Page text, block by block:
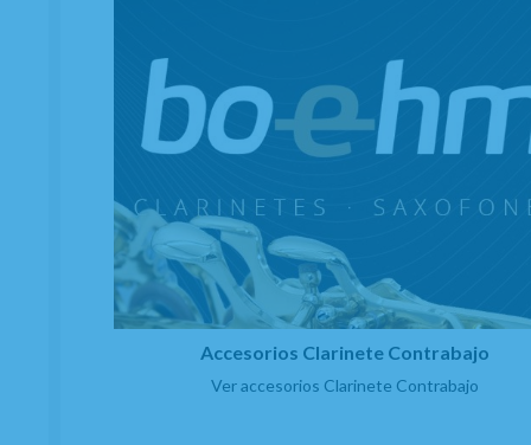
Accesorios Clarinete Contrabajo
Ver accesorios Clarinete Contrabajo